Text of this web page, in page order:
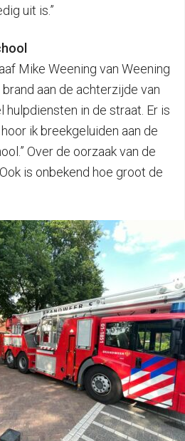
uit is.”
Mike Weening van Weening
aan de achterzijde van
hulpdiensten in de straat. Er is
ik breekgeluiden aan de
Over de oorzaak van de
is onbekend hoe groot de